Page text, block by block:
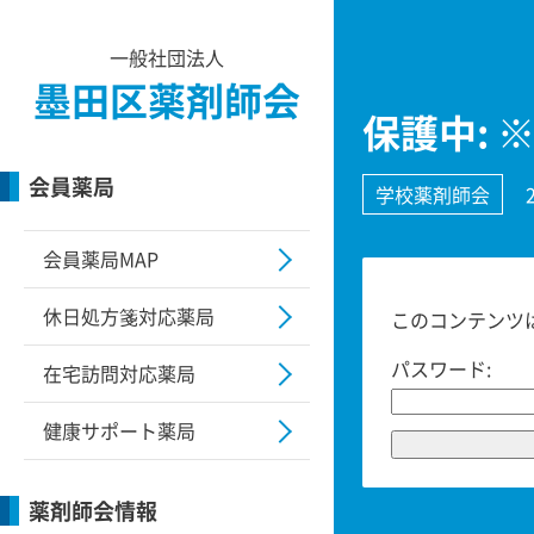
一般社団法人
墨田区薬剤師会
会員薬局
会員薬局MAP
休日処方箋対応薬局
在宅訪問対応薬局
健康サポート薬局
薬剤師会情報
保護中:
学校薬剤師会
このコンテン
パスワード: